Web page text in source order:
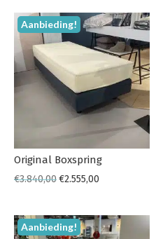
Aanbieding!
Original Boxspring
€3.840,00€2.555,00
Aanbieding!